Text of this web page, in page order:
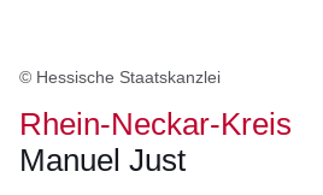
© Hessische Staatskanzlei
Rhein-Neckar-Kreis
Manuel Just